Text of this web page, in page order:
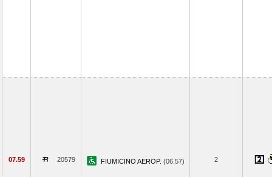
07.59 20579 FIUMICINO AEROP. (06.57) 2